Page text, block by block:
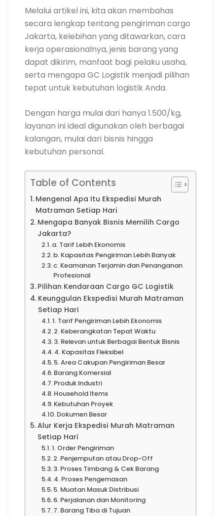
Melalui artikel ini, kita akan membahas
secara lengkap tentang pengiriman cargo
Jakarta, kelebihan yang ditawarkan, cara
kerja operasionalnya, jenis barang yang
dapat dikirim, manfaat bagi pelaku usaha,
serta mengapa GC Logistik menjadi pilihan
tepat untuk kebutuhan logistik Anda.
Dengan harga mulai dari hanya 1.500/kg,
layanan ini ideal digunakan oleh berbagai
kalangan, mulai dari bisnis hingga
kebutuhan personal.
Table of Contents
Mengenal Apa Itu Ekspedisi Murah
Matraman Setiap Hari
Mengapa Banyak Bisnis Memilih Cargo
Jakarta?
a. Tarif Lebih Ekonomis
b. Kapasitas Pengiriman Lebih Banyak
c. Keamanan Terjamin dan Penanganan
Profesional
Pilihan Kendaraan Cargo GC Logistik
Keunggulan Ekspedisi Murah Matraman
Setiap Hari
1. Tarif Pengiriman Lebih Ekonomis
2. Keberangkatan Tepat Waktu
3. Relevan untuk Berbagai Bentuk Bisnis
4. Kapasitas Fleksibel
5. Area Cakupan Pengiriman Besar
Barang Komersial
Produk Industri
Household Items
Kebutuhan Proyek
Dokumen Besar
Alur Kerja Ekspedisi Murah Matraman
Setiap Hari
1. Order Pengiriman
2. Penjemputan atau Drop-Off
3. Proses Timbang & Cek Barang
4. Proses Pengemasan
5. Muatan Masuk Distribusi
6. Perjalanan dan Monitoring
7. Barang Tiba di Tujuan